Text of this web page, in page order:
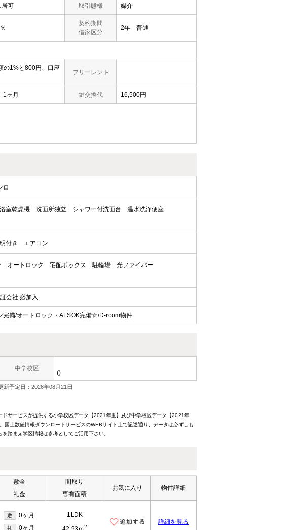
居可 取引態様 媒介
契約期間
借家区分
2年 普通
の1%と800円、口座
フリーレント
1ヶ月 鍵交換代 16,500円
ロ
浴室乾燥機 洗面所独立 シャワー付洗面台
温水洗浄便座
付き エアコン
オートロック 宅配ボックス 駐輪場
光ファイバー
会社:必加入
完備/オートロック・ALSOK完備☆/D-room物件
中学校区
()
新予定日：2026年08月21日
サービスが提供する小学校区データ【2021年度】及び中学校区データ【2021年
土数値情報ダウンロードサービスのWEBサイト上で記述通り、データは必ずしも
踏まえ学区情報は参考としてご活用下さい。
敷金
礼金
間取り
専有面積
お気に入り 物件詳細
敷 0ヶ月
礼 0ヶ月
1LDK
2
詳細を見る